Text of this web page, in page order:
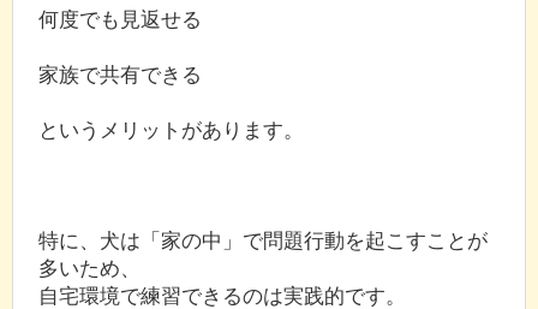
何度でも見返せる
家族で共有できる
というメリットがあります。
特に、犬は「家の中」で問題行動を起こすことが
多いため、
自宅環境で練習できるのは実践的です。